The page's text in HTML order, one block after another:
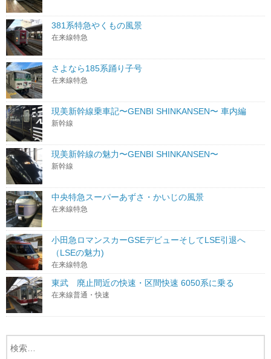
381系特急やくもの風景
在来線特急
さよなら185系踊り子号
在来線特急
現美新幹線乗車記〜GENBI SHINKANSEN〜 車内編
新幹線
現美新幹線の魅力〜GENBI SHINKANSEN〜
新幹線
中央特急スーパーあずさ・かいじの風景
在来線特急
小田急ロマンスカーGSEデビューそしてLSE引退へ
（LSEの魅力)
在来線特急
東武 廃止間近の快速・区間快速 6050系に乗る
在来線普通・快速